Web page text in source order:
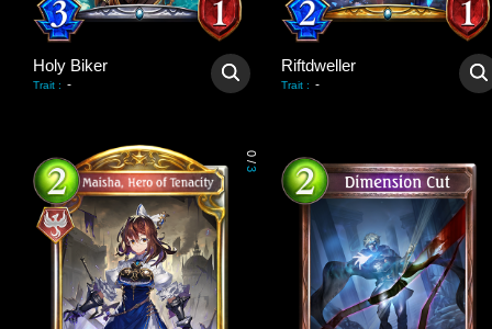
Holy Biker
Trait : -
Riftdweller
Trait : -
0
/
3